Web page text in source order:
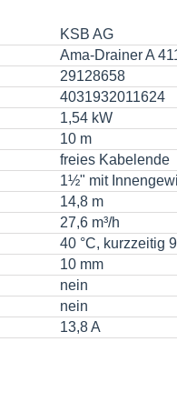
KSB AG
Ama-Drainer A
29128658
4031932011624
1,54 kW
10 m
freies Kabelende
1½" mit
14,8 m
27,6 m³/h
40 °C, kurzzeitig
10 mm
nein
nein
13,8 A